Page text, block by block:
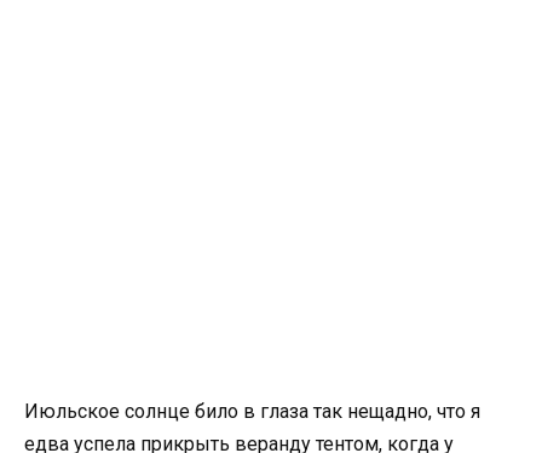
Июльское солнце било в глаза так нещадно, что я
едва успела прикрыть веранду тентом, когда у